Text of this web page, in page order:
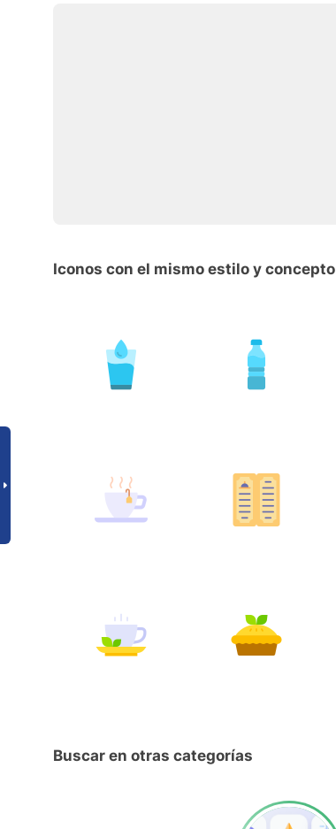
Iconos con el mismo estilo y concepto
Buscar en otras categorías